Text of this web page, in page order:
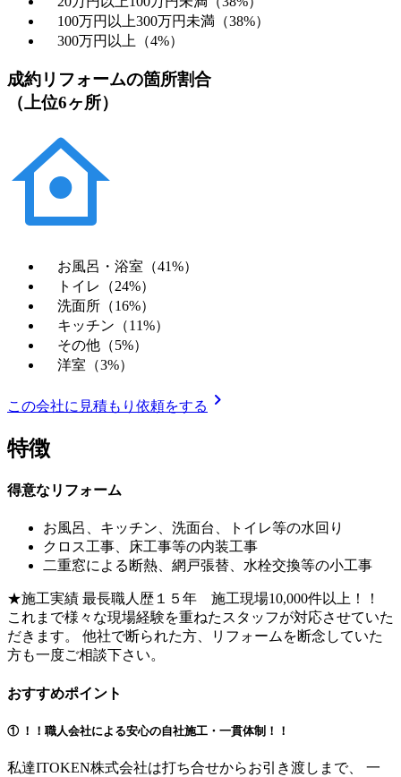
100万円以上300万円未満（38%）
300万円以上（4%）
成約リフォームの箇所割合
（上位6ヶ所）
お風呂・浴室（41%）
トイレ（24%）
洗面所（16%）
キッチン（11%）
その他（5%）
洋室（3%）
この会社に見積もり依頼をする chevron_right
特徴
得意なリフォーム
お風呂、キッチン、洗面台、トイレ等の水回り
クロス工事、床工事等の内装工事
二重窓による断熱、網戸張替、水栓交換等の小工事
★施工実績 最長職人歴１５年 施工現場10,000件以上！！
これまで様々な現場経験を重ねたスタッフが対応させていた
だきます。 他社で断られた方、リフォームを断念していた
方も一度ご相談下さい。
おすすめポイント
① ！！職人会社による安心の自社施工・一貫体制！！
私達ITOKEN株式会社は打ち合せからお引き渡しまで、 一